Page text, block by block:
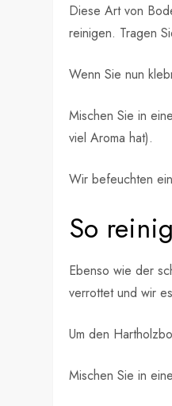
Diese Art von
reinigen. Tragen
Wenn Sie nun
Mischen Sie in
viel Aroma hat).
Wir befeuchten
So
Ebenso wie der
verrottet und wir
Um den
Mischen Sie in